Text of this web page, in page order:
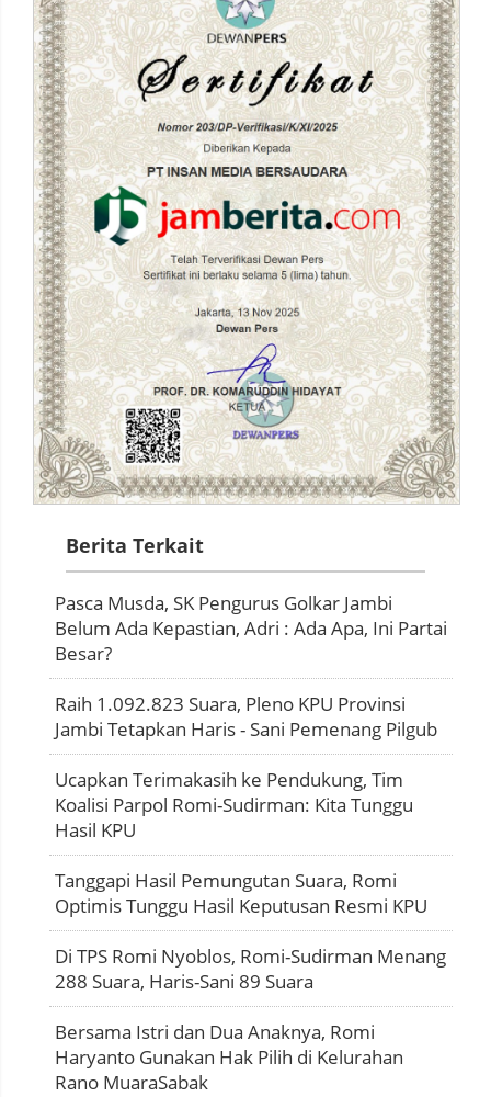
Berita Terkait
Pasca Musda, SK Pengurus Golkar Jambi
Belum Ada Kepastian, Adri : Ada Apa, Ini Partai
Besar?
Raih 1.092.823 Suara, Pleno KPU Provinsi
Jambi Tetapkan Haris - Sani Pemenang Pilgub
Ucapkan Terimakasih ke Pendukung, Tim
Koalisi Parpol Romi-Sudirman: Kita Tunggu
Hasil KPU
Tanggapi Hasil Pemungutan Suara, Romi
Optimis Tunggu Hasil Keputusan Resmi KPU
Di TPS Romi Nyoblos, Romi-Sudirman Menang
288 Suara, Haris-Sani 89 Suara
Bersama Istri dan Dua Anaknya, Romi
Haryanto Gunakan Hak Pilih di Kelurahan
Rano MuaraSabak